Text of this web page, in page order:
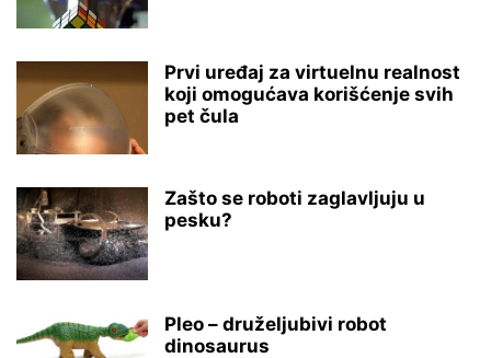
Prvi uređaj za virtuelnu realnost
koji omogućava korišćenje svih
pet čula
Zašto se roboti zaglavljuju u
pesku?
Pleo – druželjubivi robot
dinosaurus